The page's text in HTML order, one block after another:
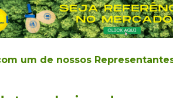
um de nossos